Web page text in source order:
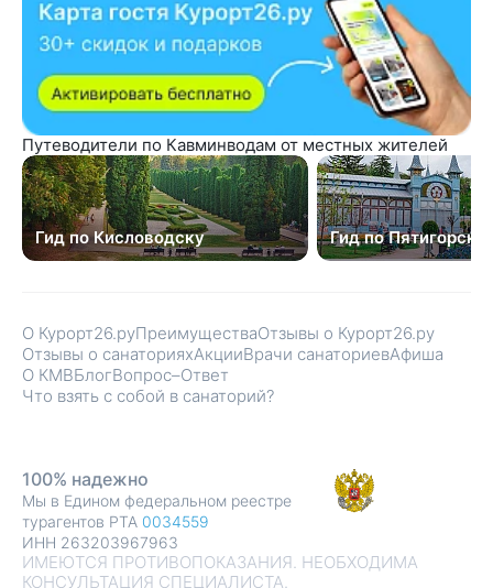
Путеводители по Кавминводам от местных жителей
Гид по Кисловодску Гид по Пятигорску
О Курорт26.руПреимуществаОтзывы о Курорт26.ру
Отзывы о санаторияхАкцииВрачи санаториевАфиша
О КМВБлогВопрос–Ответ
Что взять с собой в санаторий?
ИМЕЮТСЯ ПРОТИВОПОКАЗАНИЯ. НЕОБХОДИМА
КОНСУЛЬТАЦИЯ СПЕЦИАЛИСТА.
100% надежно
Мы в Едином федеральном реестре
турагентов РТА 0034559
ИНН 263203967963